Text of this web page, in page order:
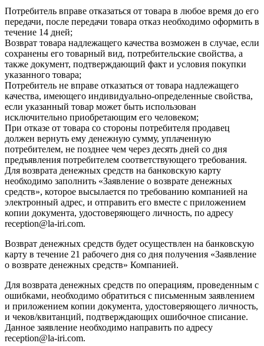
Потребитель вправе отказаться от товара в любое время до его
передачи, после передачи товара отказ необходимо оформить в
течение 14 дней;
Возврат товара надлежащего качества возможен в случае, если
сохранены его товарный вид, потребительские свойства, а
также документ, подтверждающий факт и условия покупки
указанного товара;
Потребитель не вправе отказаться от товара надлежащего
качества, имеющего индивидуально-определенные свойства,
если указанный товар может быть использован
исключительно приобретающим его человеком;
При отказе от товара со стороны потребителя продавец
должен вернуть ему денежную сумму, уплаченную
потребителем, не позднее чем через десять дней со дня
предъявления потребителем соответствующего требования.
Для возврата денежных средств на банковскую карту
необходимо заполнить «Заявление о возврате денежных
средств», которое высылается по требованию компанией на
электронный адрес, и отправить его вместе с приложением
копии документа, удостоверяющего личность, по адресу
reception@la-iri.com.
Возврат денежных средств будет осуществлен на банковскую
карту в течение 21 рабочего дня со дня получения «Заявление
о возврате денежных средств» Компанией.
Для возврата денежных средств по операциям, проведенным с
ошибками, необходимо обратиться с письменным заявлением
и приложением копии документа, удостоверяющего личность,
и чеков/квитанций, подтверждающих ошибочное списание.
Данное заявление необходимо направить по адресу
reception@la-iri.com.